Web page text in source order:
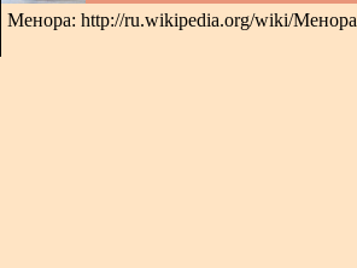
Менора: http://ru.wikipedia.org/wiki/Менора